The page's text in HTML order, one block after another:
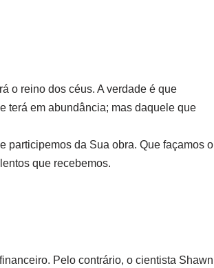
o reino dos céus. A verdade é que
terá em abundância; mas daquele que
participemos da Sua obra. Que façamos o
que recebemos.
Pelo contrário, o cientista Shawn